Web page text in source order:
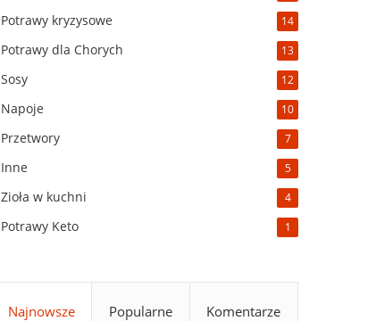
Potrawy kryzysowe 14
Potrawy dla Chorych 13
Sosy 12
Napoje 10
Przetwory 7
Inne 5
Zioła w kuchni 4
Potrawy Keto 1
Najnowsze Popularne Komentarze